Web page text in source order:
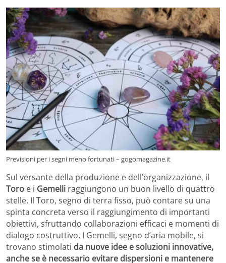
Previsioni per i segni meno fortunati – gogomagazine.it
Sul versante della produzione e dell’organizzazione, il
Toro e i Gemelli raggiungono un buon livello di quattro
stelle. Il Toro, segno di terra fisso, può contare su una
spinta concreta verso il raggiungimento di importanti
obiettivi, sfruttando collaborazioni efficaci e momenti di
dialogo costruttivo. I Gemelli, segno d’aria mobile, si
trovano stimolati da nuove idee e soluzioni innovative,
anche se è necessario evitare dispersioni e mantenere